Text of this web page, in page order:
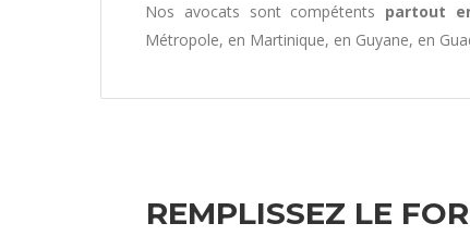
Nos avocats sont compétents partout
Métropole, en Martinique, en Guyane, en
REMPLISSEZ LE